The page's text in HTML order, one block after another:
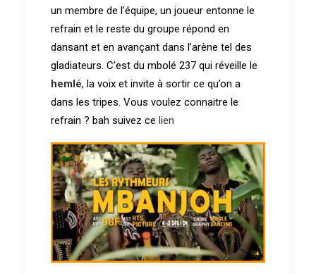
un membre de l’équipe, un joueur entonne le
refrain et le reste du groupe répond en
dansant et en avançant dans l’arène tel des
gladiateurs. C’est du mbolé 237 qui réveille le
hemlé, la voix et invite à sortir ce qu’on a
dans les tripes. Vous voulez connaitre le
refrain ? bah suivez ce lien